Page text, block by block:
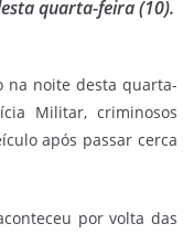
quarta-feira (10).
na noite desta quarta-
Militar, criminosos
após passar cerca
por volta das